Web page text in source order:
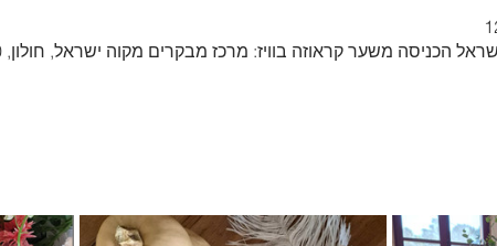
הכניסה משער קראוזה בוויז: מרכז מבקרים מקוה ישראל, חולון, 5891000, ישראל